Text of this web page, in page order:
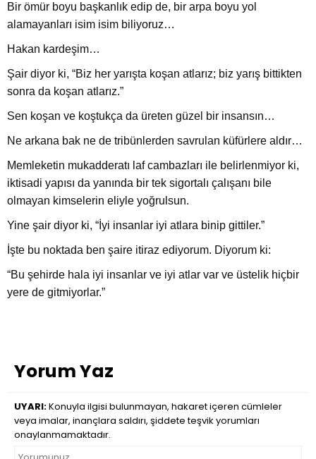
Bir ömür boyu başkanlık edip de, bir arpa boyu yol
alamayanları isim isim biliyoruz…
Hakan kardeşim…
Şair diyor ki, “Biz her yarışta koşan atlarız; biz yarış bittikten
sonra da koşan atlarız.”
Sen koşan ve koştukça da üreten güzel bir insansın…
Ne arkana bak ne de tribünlerden savrulan küfürlere aldır…
Memleketin mukadderatı laf cambazları ile belirlenmiyor ki,
iktisadi yapısı da yanında bir tek sigortalı çalışanı bile
olmayan kimselerin eliyle yoğrulsun.
Yine şair diyor ki, “İyi insanlar iyi atlara binip gittiler.”
İşte bu noktada ben şaire itiraz ediyorum. Diyorum ki:
“Bu şehirde hala iyi insanlar ve iyi atlar var ve üstelik hiçbir
yere de gitmiyorlar.”
Yorum Yaz
UYARI:Konuyla ilgisi bulunmayan, hakaret içeren cümleler
veya imalar, inançlara saldırı, şiddete teşvik yorumları
onaylanmamaktadır.